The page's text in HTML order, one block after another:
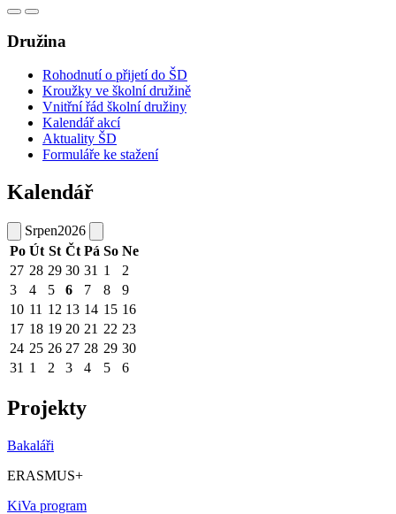
Družina
Rohodnutí o přijetí do ŠD
Kroužky ve školní družině
Vnitřní řád školní družiny
Kalendář akcí
Aktuality ŠD
Formuláře ke stažení
Kalendář
Srpen2026
Po Út St Čt Pá So Ne
27 28 29 30 31 1
2
3
4 5 6 7 8
9
10 11 12 13 14 15 16
17 18 19 20 21 22 23
24 25 26 27 28 29 30
31 1 2 3 4 5 6
Projekty
Bakaláři
ERASMUS+
KiVa program